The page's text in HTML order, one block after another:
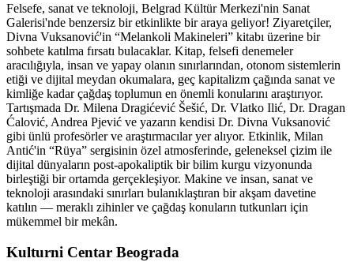
Felsefe, sanat ve teknoloji, Belgrad Kültür Merkezi'nin Sanat
Galerisi'nde benzersiz bir etkinlikte bir araya geliyor! Ziyaretçiler,
Divna Vuksanović'in “Melankoli Makineleri” kitabı üzerine bir
sohbete katılma fırsatı bulacaklar. Kitap, felsefi denemeler
aracılığıyla, insan ve yapay olanın sınırlarından, otonom sistemlerin
etiği ve dijital meydan okumalara, geç kapitalizm çağında sanat ve
kimliğe kadar çağdaş toplumun en önemli konularını araştırıyor.
Tartışmada Dr. Milena Dragićević Šešić, Dr. Vlatko Ilić, Dr. Dragan
Ćalović, Andrea Pjević ve yazarın kendisi Dr. Divna Vuksanović
gibi ünlü profesörler ve araştırmacılar yer alıyor. Etkinlik, Milan
Antić'in “Rüya” sergisinin özel atmosferinde, geleneksel çizim ile
dijital dünyaların post-apokaliptik bir bilim kurgu vizyonunda
birleştiği bir ortamda gerçekleşiyor. Makine ve insan, sanat ve
teknoloji arasındaki sınırları bulanıklaştıran bir akşam davetine
katılın — meraklı zihinler ve çağdaş konuların tutkunları için
mükemmel bir mekân.
Kulturni Centar Beograda